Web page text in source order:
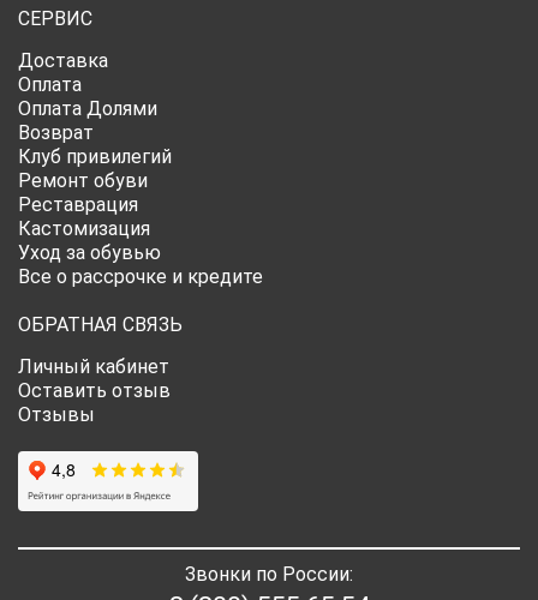
СЕРВИС
Доставка
Оплата
Оплата Долями
Возврат
Клуб привилегий
Ремонт обуви
Реставрация
Кастомизация
Уход за обувью
Все о рассрочке и кредите
ОБРАТНАЯ СВЯЗЬ
Личный кабинет
Оставить отзыв
Отзывы
Звонки по России: